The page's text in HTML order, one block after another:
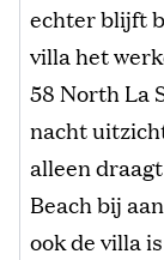
echter blijft
villa het
58 North La
nacht
alleen
Beach bij
ook de villa